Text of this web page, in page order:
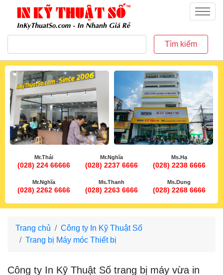
inkythuatso.com
Menu
Tìm kiếm
Mr.Thái
(028) 224 66666
Mr.Nghĩa
(028) 2237 6666
Ms.Hạ
(028) 2238 6666
Mr.Nghĩa
(028) 2262 6666
Ms.Thanh
(028) 2263 6666
Ms.Dung
(028) 2268 6666
Trang chủ
Công ty In Kỹ Thuật Số
Trang bị Máy móc Thiết bị
Công ty In Kỹ Thuật Số trang bị máy vừa in